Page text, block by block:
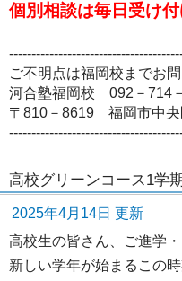
個別相談は毎日受け付
ご不明点は福岡校までお
河合塾福岡校 092－714
〒810－8619 福岡市中央
高校グリーンコース1学
2025年4月14日 更新
高校生の皆さん、ご進学
新しい学年が始まるこの